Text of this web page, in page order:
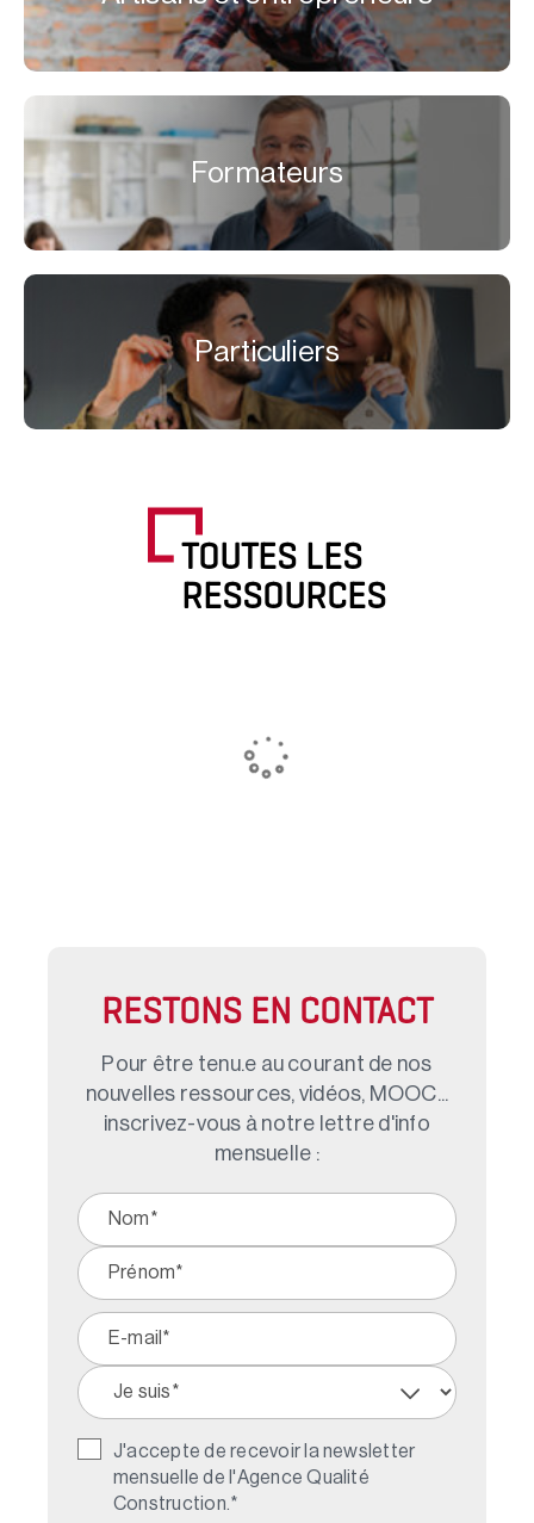
Formateurs
Particuliers
TOUTES LES
RESSOURCES
RESTONS EN CONTACT
Pour être tenu.e au courant de nos
nouvelles ressources, vidéos, MOOC...
inscrivez-vous à notre lettre d'info
mensuelle :
J'accepte de recevoir la newsletter
mensuelle de l'Agence Qualité
Construction. *